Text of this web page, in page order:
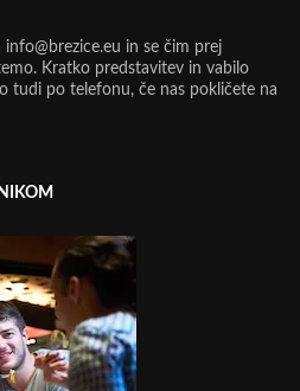
in se čim prej
Kratko predstavitev in vabilo
tudi po telefonu, če nas pokličete na